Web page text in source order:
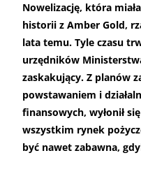
Nowelizację, która
historii z Amber Gold,
lata temu. Tyle czasu
urzędników
zaskakujący. Z planów
powstawaniem i
finansowych, wyłonił
wszystkim rynek
być nawet zabawna,